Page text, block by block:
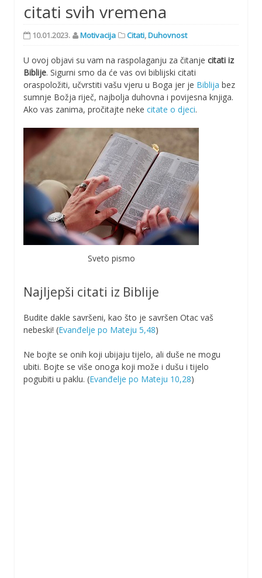
citati svih vremena
10.01.2023. Motivacija Citati,Duhovnost
U ovoj objavi su vam na raspolaganju za čitanje citati iz
Biblije. Sigurni smo da će vas ovi biblijski citati
oraspoložiti, učvrstiti vašu vjeru u Boga jer je Biblija bez
sumnje Božja riječ, najbolja duhovna i povijesna knjiga.
Ako vas zanima, pročitajte neke citate o djeci.
Sveto pismo
Najljepši citati iz Biblije
Budite dakle savršeni, kao što je savršen Otac vaš
nebeski! (Evanđelje po Mateju 5,48)
Ne bojte se onih koji ubijaju tijelo, ali duše ne mogu
ubiti. Bojte se više onoga koji može i dušu i tijelo
pogubiti u paklu. (Evanđelje po Mateju 10,28)